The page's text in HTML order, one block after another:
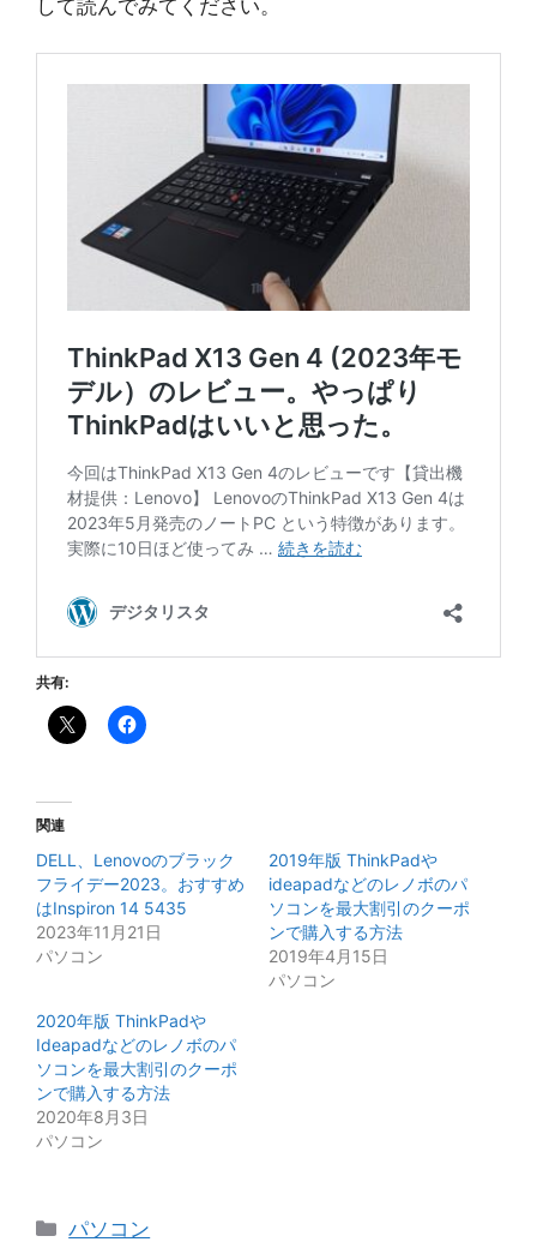
して読んでみてください。
共有:
関連
DELL、Lenovoのブラック
フライデー2023。おすすめ
はInspiron 14 5435
2023年11月21日
パソコン
2019年版 ThinkPadや
ideapadなどのレノボのパ
ソコンを最大割引のクーポ
ンで購入する方法
2019年4月15日
パソコン
2020年版 ThinkPadや
Ideapadなどのレノボのパ
ソコンを最大割引のクーポ
ンで購入する方法
2020年8月3日
パソコン
カ
パソコン